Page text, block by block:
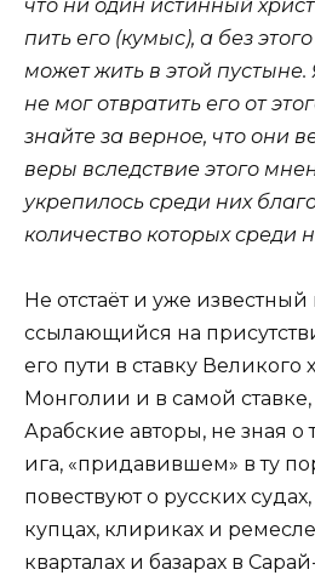
что ни один истинный
пить его (кумыс), а без
может жить в этой
не мог отвратить его от
знайте за верное, что они
веры вследствие этого
укрепилось среди них
количество которых среди
Не отстаёт и уже
ссылающийся на
его пути в ставку Великого
Монголии и в самой ставке,
Арабские авторы, не зная
ига, «придавившем» в ту
повествуют о русских
купцах, клириках и
кварталах и базарах в